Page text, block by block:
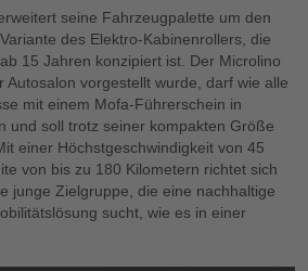
seine Fahrzeugpalette um den
des Elektro-Kabinenrollers, die
15 Jahren konzipiert ist. Der Microlino
Autosalon vorgestellt wurde, darf wie alle
mit einem Mofa-Führerschein in
und soll trotz seiner kompakten Größe
einer Höchstgeschwindigkeit von 45
von bis zu 180 Kilometern richtet sich
junge Zielgruppe, die eine nachhaltige
sucht, wie es in einer